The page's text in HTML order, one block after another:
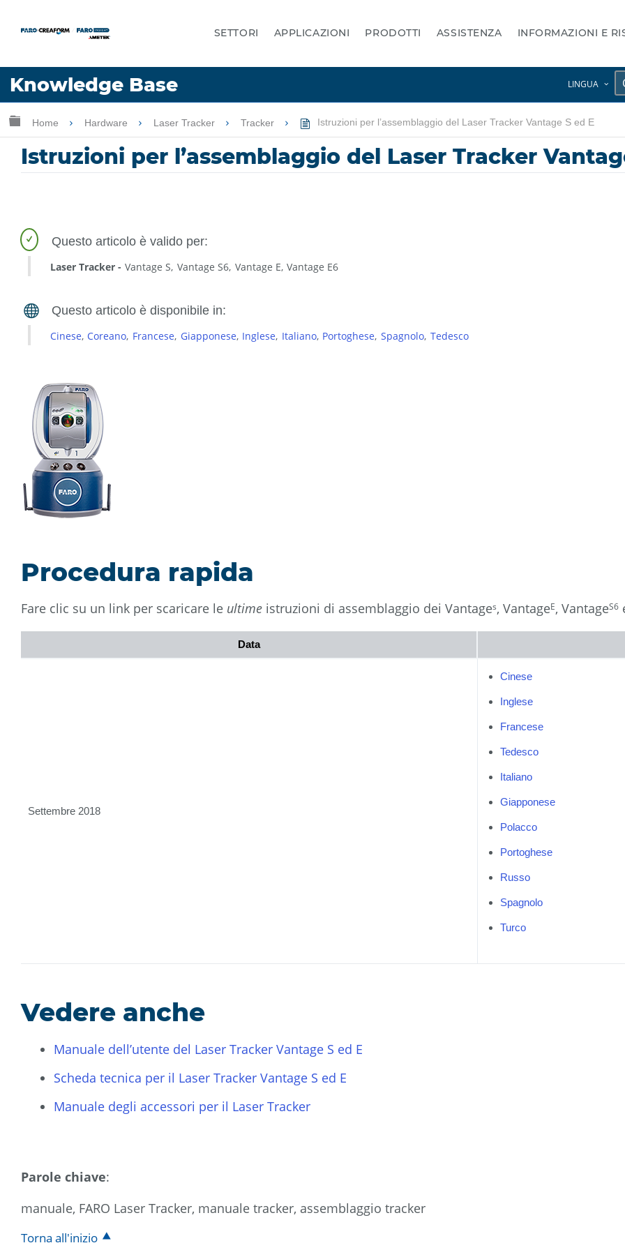
SETTORI APPLICAZIONI PRODOTTI ASSISTENZA INFORMAZIONI E
Knowledge Base LINGUA
Lingua
Ingrandisci/riduci gerarchia globale
Home Hardware Laser Tracker Tracker Istruzioni per l’assemblaggio del Laser Tracker Vantage S ed E
Istruzioni per l’assemblaggio del Laser Tracker
Laser Tracker Vantage S Vantage S6 Vantage E Vantage E6
Cinese Coreano Francese Giapponese Inglese Italiano Portoghese Spagnolo Tedesco
Procedura rapida
Fare clic su un link per scaricare le ultime istruzioni di assemblaggio dei Vantages, VantageE, VantageS6
Data
Settembre 2018
Cinese
Inglese
Francese
Tedesco
Italiano
Giapponese
Polacco
Portoghese
Russo
Spagnolo
Turco
Vedere anche
Manuale dell’utente del Laser Tracker Vantage S ed E
Scheda tecnica per il Laser Tracker Vantage S ed E
Manuale degli accessori per il Laser Tracker
Parole chiave:
manuale, FARO Laser Tracker, manuale tracker, assemblaggio tracker
Torna all'inizio